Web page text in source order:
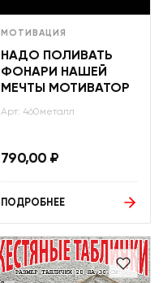
МОТИВАЦИЯ
НАДО ПОЛИВАТЬ
ФОНАРИ НАШЕЙ
МЕЧТЫ МОТИВАТОР
Арт: 460металл
790,00 ₽
ПОДРОБНЕЕ